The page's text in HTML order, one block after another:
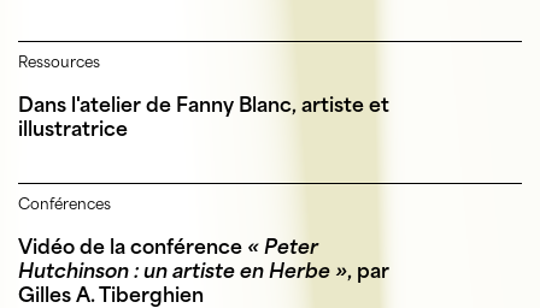
Ressources
Dans l'atelier de Fanny Blanc, artiste et
illustratrice
Conférences
Vidéo de la conférence « Peter
Hutchinson : un artiste en Herbe », par
Gilles A. Tiberghien